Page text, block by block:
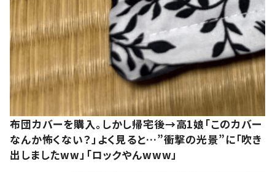
布団カバーを購入。しかし帰宅後→高1娘「このカバー
なんか怖くない？」よく見ると…”衝撃の光景”に「吹き
出しましたww」「ロックやんwww」